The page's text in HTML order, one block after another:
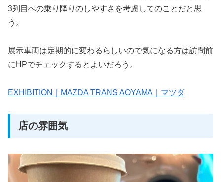
3列目への乗り降りのしやすさを考慮してのことだと思
う。
展示車両は定期的に変わるらしいので気になる方は訪問前
にHPでチェックするとよいだろう。
EXHIBITION｜MAZDA TRANS AOYAMA｜マツダ
店の雰囲気